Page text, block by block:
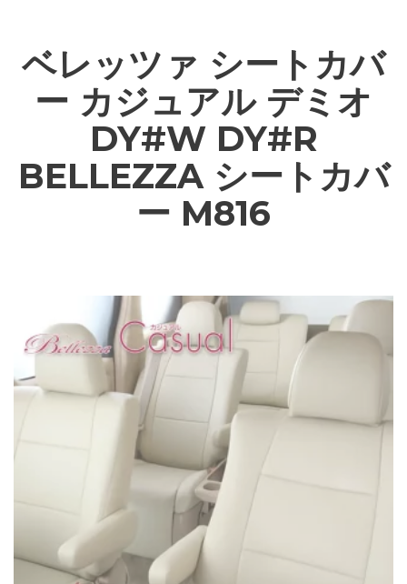
ベレッツァ シートカバ
ー カジュアル デミオ
DY#W DY#R
BELLEZZA シートカバ
ー M816